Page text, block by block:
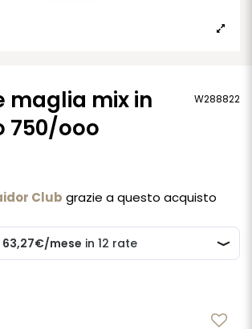
maglia mix in
750/ooo
W288822
Club grazie a questo acquisto